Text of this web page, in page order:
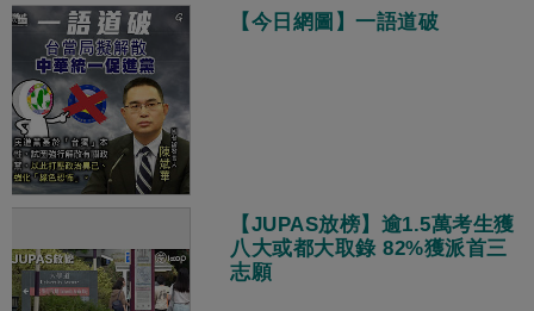
【今日網圖】一語道破
【JUPAS放榜】逾1.5萬考生獲
八大或都大取錄 82%獲派首三
志願